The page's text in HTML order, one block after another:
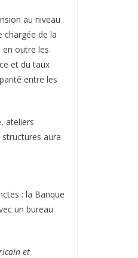
au niveau
chargée de la
en outre les
et du taux
entre les
ateliers
aura
: la Banque
un bureau
et